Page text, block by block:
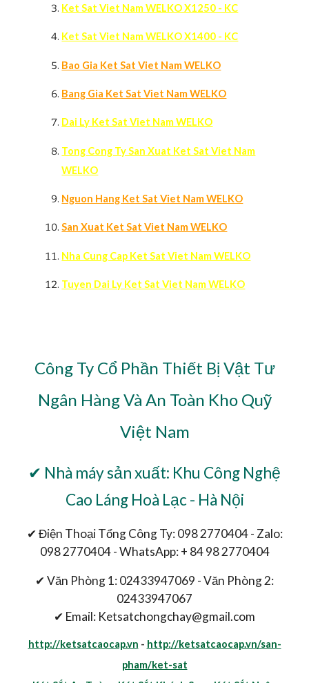
Ket Sat Viet Nam WELKO X1250 - KC
Ket Sat Viet Nam WELKO X1400 - KC
Bao Gia Ket Sat Viet Nam WELKO
Bang Gia Ket Sat Viet Nam WELKO
Dai Ly Ket Sat Viet Nam WELKO
Tong Cong Ty San Xuat Ket Sat Viet Nam
WELKO
Nguon Hang Ket Sat Viet Nam WELKO
San Xuat Ket Sat Viet Nam WELKO
Nha Cung Cap Ket Sat Viet Nam WELKO
Tuyen Dai Ly Ket Sat Viet Nam WELKO
Công Ty Cổ Phần Thiết Bị Vật Tư
Ngân Hàng Và An Toàn Kho Quỹ
Việt Nam
✔ Nhà máy sản xuất: Khu Công Nghệ
Cao Láng Hoà Lạc - Hà Nội
✔ Điện Thoại Tổng Công Ty: 098 2770404 - Zalo:
098 2770404 - WhatsApp: + 84 98 2770404
✔ Văn Phòng 1: 02433947069 - Văn Phòng 2:
02433947067
✔ Email: Ketsatchongchay@gmail.com
http://ketsatcaocap.vn - http://ketsatcaocap.vn/san-
pham/ket-sat